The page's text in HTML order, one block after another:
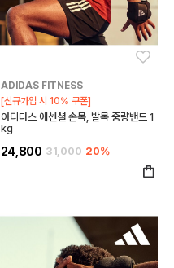
ADIDAS FITNESS
[신규가입 시 10% 쿠폰]
아디다스 에센셜 손목, 발목 중량밴드 1
kg
24,800 31,000 20%